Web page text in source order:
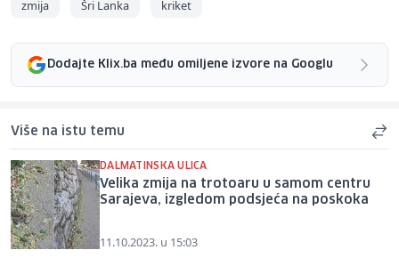
zmija Šri Lanka kriket
Dodajte Klix.ba među omiljene izvore na Googlu
Više na istu temu
DALMATINSKA ULICA
Velika zmija na trotoaru u samom centru
Sarajeva, izgledom podsjeća na poskoka
11.10.2023. u 15:03